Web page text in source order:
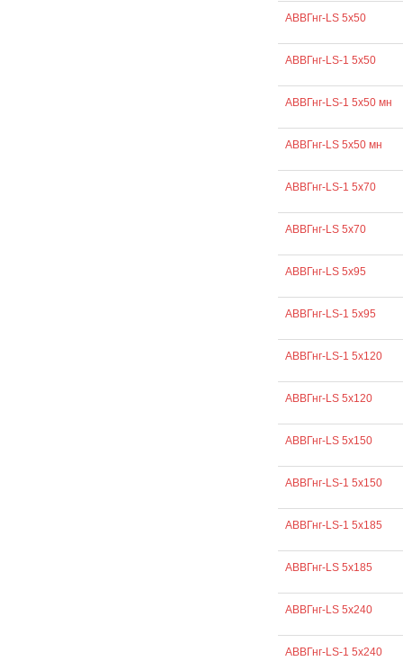
АВВГнг-LS 5х50
АВВГнг-LS-1 5х50
АВВГнг-LS-1 5х50 мн
АВВГнг-LS 5х50 мн
АВВГнг-LS-1 5х70
АВВГнг-LS 5х70
АВВГнг-LS 5х95
АВВГнг-LS-1 5х95
АВВГнг-LS-1 5х120
АВВГнг-LS 5х120
АВВГнг-LS 5х150
АВВГнг-LS-1 5х150
АВВГнг-LS-1 5х185
АВВГнг-LS 5х185
АВВГнг-LS 5х240
АВВГнг-LS-1 5х240